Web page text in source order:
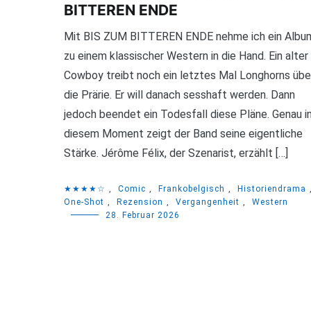
BITTEREN ENDE
Mit BIS ZUM BITTEREN ENDE nehme ich ein
zu einem klassischer Western in die Hand. Ein alter
Cowboy treibt noch ein letztes Mal Longhorns
die Prärie. Er will danach sesshaft werden. Dann
jedoch beendet ein Todesfall diese Pläne. Genau
diesem Moment zeigt der Band seine eigentliche
Stärke. Jérôme Félix, der Szenarist, erzählt […]
★★★★☆ , Comic , Frankobelgisch , Historiendrama ,
One-Shot , Rezension , Vergangenheit ,
Western
28. Februar 2026